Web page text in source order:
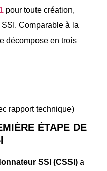
pour toute création,
Comparable à la
décompose en trois
rapport technique)
ÉTAPE DE
SSI (CSSI) a